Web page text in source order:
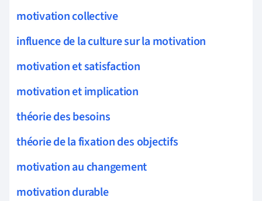
motivation collective
influence de la culture sur la motivation
motivation et satisfaction
motivation et implication
théorie des besoins
théorie de la fixation des objectifs
motivation au changement
motivation durable